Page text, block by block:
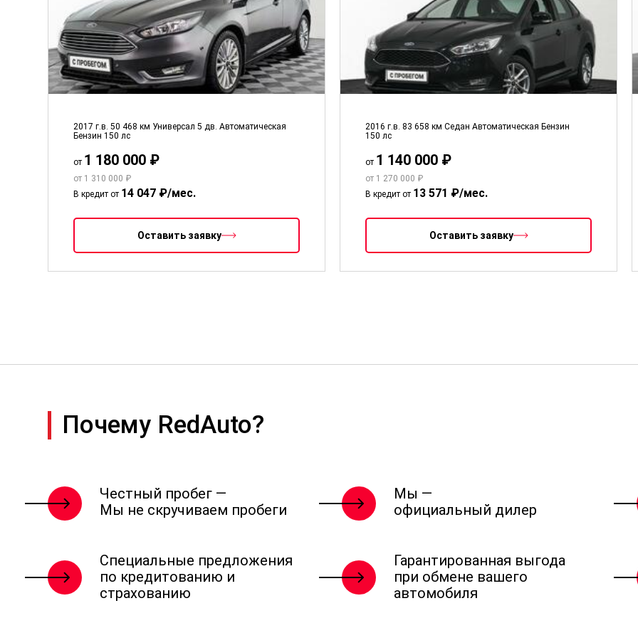
2017 г.в. 50 468 км Универсал 5 дв. Автоматическая
Бензин 150 лс
от 1 180 000 ₽
от 1 310 000 ₽
В кредит от 14 047 ₽/мес.
Оставить заявку
2016 г.в. 83 658 км Седан Автоматическая Бензин
150 лс
от 1 140 000 ₽
от 1 270 000 ₽
В кредит от 13 571 ₽/мес.
Оставить заявку
Почему RedAuto?
Честный пробег —
Мы не скручиваем пробеги
Мы —
официальный дилер
Специальные предложения
по кредитованию и
страхованию
Гарантированная выгода
при обмене вашего
автомобиля